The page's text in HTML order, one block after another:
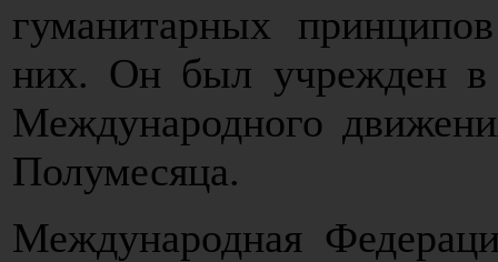
гуманитарных
них. Он был учрежден в
Международного
Полумесяца.
Международная